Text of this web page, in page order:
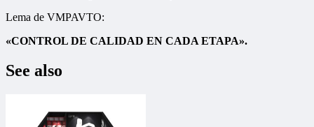
Lema de VMPAVTO:
«CONTROL DE CALIDAD EN CADA ETAPA».
See also